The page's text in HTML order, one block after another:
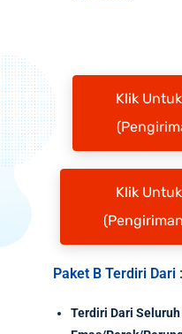
Klik
Klik
Paket B Terdiri Dari :
Terdiri Dari